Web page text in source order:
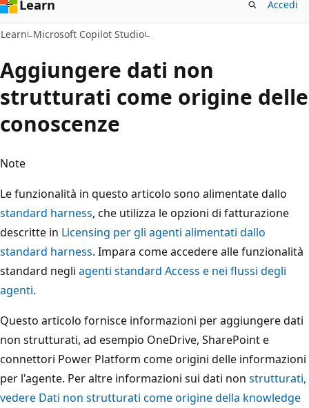
Learn Accedi
Learn Microsoft Copilot Studio
Aggiungere dati non
strutturati come origine delle
conoscenze
Note
Le funzionalità in questo articolo sono alimentate dallo
standard harness, che utilizza le opzioni di fatturazione
descritte in Licensing per gli agenti alimentati dallo
standard harness. Impara come accedere alle funzionalità
standard negli agenti standard Access e nei flussi degli
agenti.
Questo articolo fornisce informazioni per aggiungere dati
non strutturati, ad esempio OneDrive, SharePoint e
connettori Power Platform come origini delle informazioni
per l'agente. Per altre informazioni sui dati non strutturati,
vedere Dati non strutturati come origine della knowledge